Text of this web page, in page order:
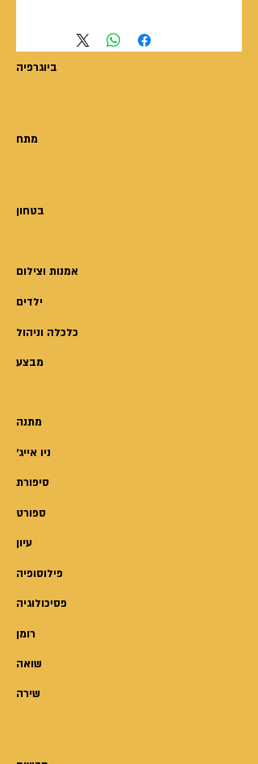
בהוצאה לאור מבוססים על אמון ואמונה -
https://xn-
-4dbsiihaj4cho.com/2025/10/22/%d7
%d7%a0%d7%99%d7%a6%d7%97%d
7%99-%d7%a9%d7%9c-
ביוגרפיה
מתח
בטחון
אמנות וצילום
ילדים
כלכלה וניהול
מבצע
מתנה
'ניו אייג
סיפורת
ספורט
עיון
פילוסופיה
פסיכולוגיה
רומן
שואה
שירה